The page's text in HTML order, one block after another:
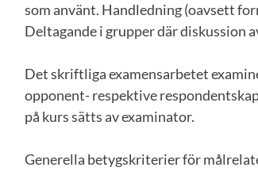
som använt. Handledning (oavsett
Deltagande i grupper där diskussion
Det skriftliga examensarbetet
opponent- respektive
på kurs sätts av examinator.
Generella betygskriterier för